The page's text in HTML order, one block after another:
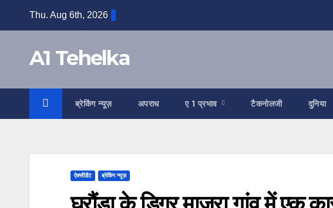
Thu. Aug 6th, 2026
A1 Tehelka
ब्रेकिंग न्यूज़ अपराध ए 1 प्रभाव टैकनोलजी दुनिया
ऐक्सीडेंट ब्रेकिंग न्यूज़